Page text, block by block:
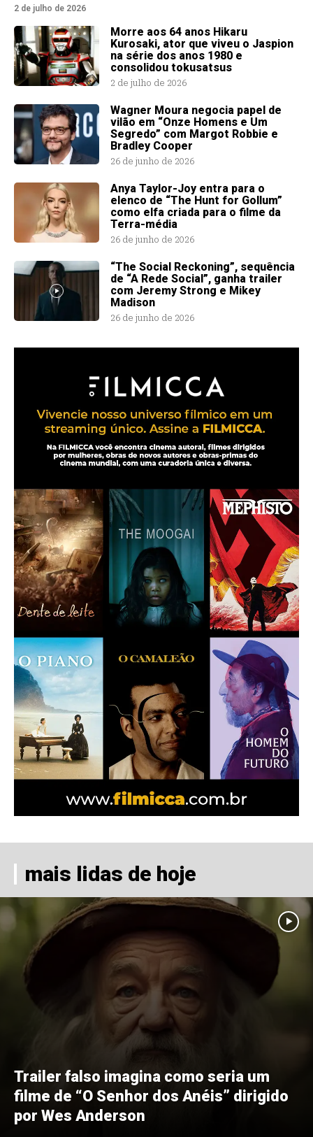
2 de julho de 2026
Morre aos 64 anos Hikaru
Kurosaki, ator que viveu o Jaspion
na série dos anos 1980 e
consolidou tokusatsus
2 de julho de 2026
Wagner Moura negocia papel de
vilão em “Onze Homens e Um
Segredo” com Margot Robbie e
Bradley Cooper
26 de junho de 2026
Anya Taylor-Joy entra para o
elenco de “The Hunt for Gollum”
como elfa criada para o filme da
Terra-média
26 de junho de 2026
“The Social Reckoning”, sequência
de “A Rede Social”, ganha trailer
com Jeremy Strong e Mikey
Madison
26 de junho de 2026
mais lidas de hoje
Trailer falso imagina como seria um
filme de “O Senhor dos Anéis” dirigido
por Wes Anderson